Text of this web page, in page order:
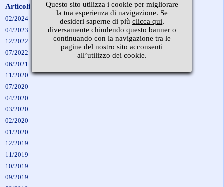
Articoli per mese
02/2024
04/2023
12/2022
07/2022
06/2021
11/2020
07/2020
04/2020
03/2020
02/2020
01/2020
12/2019
11/2019
10/2019
09/2019
Questo sito utilizza i cookie per migliorare
la tua esperienza di navigazione. Se
desideri saperne di più clicca qui,
diversamente chiudendo questo banner o
continuando con la navigazione tra le
pagine del nostro sito acconsenti
all’utilizzo dei cookie.